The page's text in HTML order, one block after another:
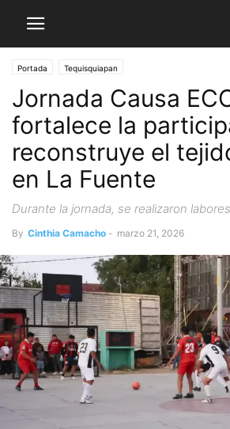
Portada Tequisquiapan
Jornada Causa
fortalece la
reconstruye el
en La Fuente
Durante la jornada, se realizaron
By Cinthia Camacho - marzo 21, 2026